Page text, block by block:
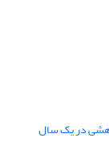
در یک سال